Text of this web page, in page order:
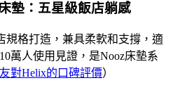
墊：五星級飯店躺感
規格打造，兼具柔軟和支撐，適
萬人使用見證，是Nooz床墊系
對Helix的口碑評價）